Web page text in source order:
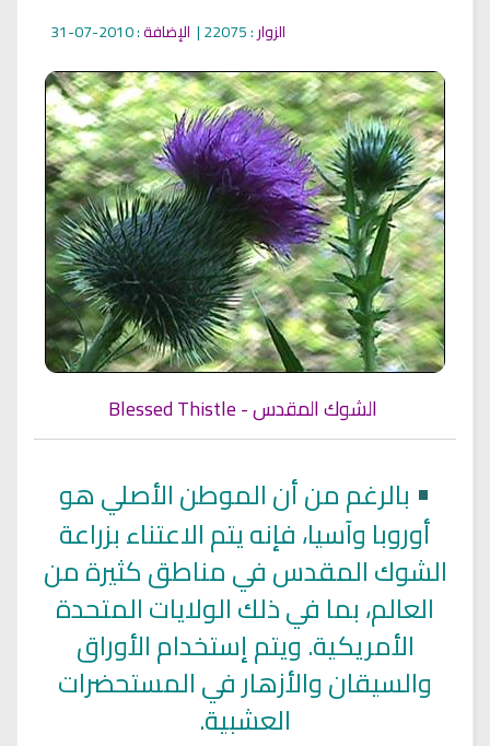
الزوار: 22075 | الإضافة: 2010-07-31
الشوك المقدس - Blessed Thistle
• بالرغم من أن الموطن الأصلي هو
أوروبا وآسيا، فإنه يتم الاعتناء بزراعة
الشوك المقدس في مناطق كثيرة من
العالم، بما في ذلك الولايات المتحدة
الأمريكية. ويتم إستخدام الأوراق
والسيقان والأزهار في المستحضرات
العشبية.